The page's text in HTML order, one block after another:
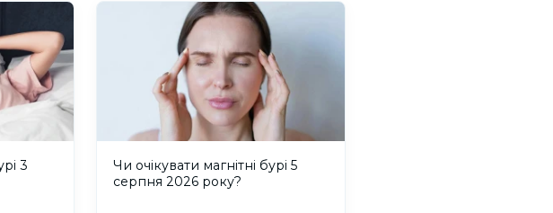
3
Чи очікувати магнітні бурі 5
серпня 2026 року?